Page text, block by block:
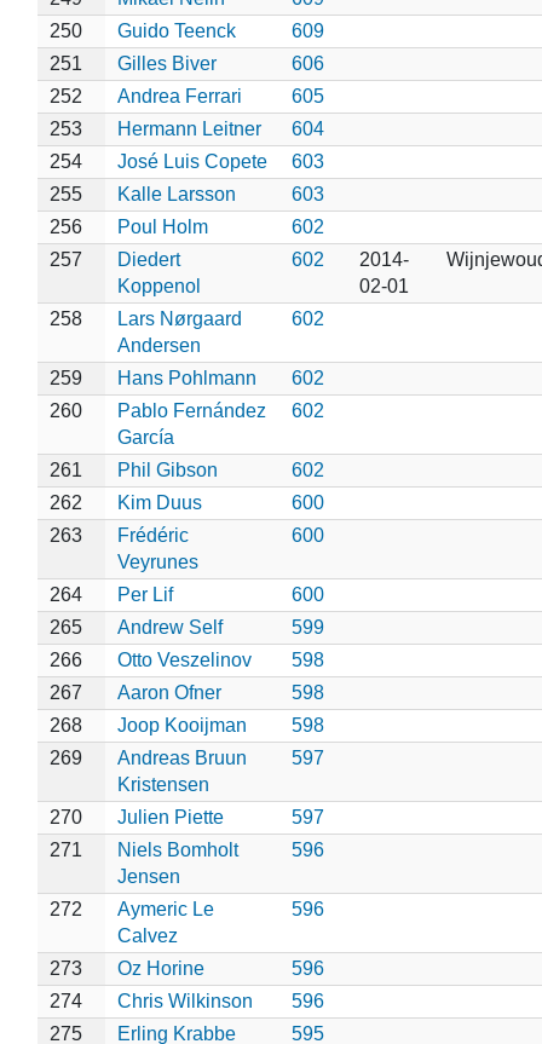
250
Guido Teenck
609
251
Gilles Biver
606
252
Andrea Ferrari
605
253
Hermann Leitner
604
254
José Luis Copete
603
255
Kalle Larsson
603
256
Poul Holm
602
257
Diedert
Koppenol
602
2014-
02-01
258
Lars Nørgaard
Andersen
602
259 Hans Pohlmann
602
260
Pablo Fernández
García
602
261 Phil Gibson
602
262
Kim Duus
600
263
Frédéric
Veyrunes
600
264 Per Lif
600
265
Andrew Self
599
266
Otto Veszelinov
598
267
Aaron Ofner
598
268
Joop Kooijman
598
269
Andreas Bruun
Kristensen
597
270 Julien Piette
597
271
Niels Bomholt
Jensen
596
272
Aymeric Le
Calvez
596
273 Oz Horine
596
274
Chris Wilkinson
596
275
Erling Krabbe 595